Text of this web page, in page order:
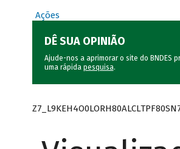
Ações
DÊ SUA OPINIÃO
Ajude-nos a aprimorar o site do BNDES
uma rápida pesquisa.